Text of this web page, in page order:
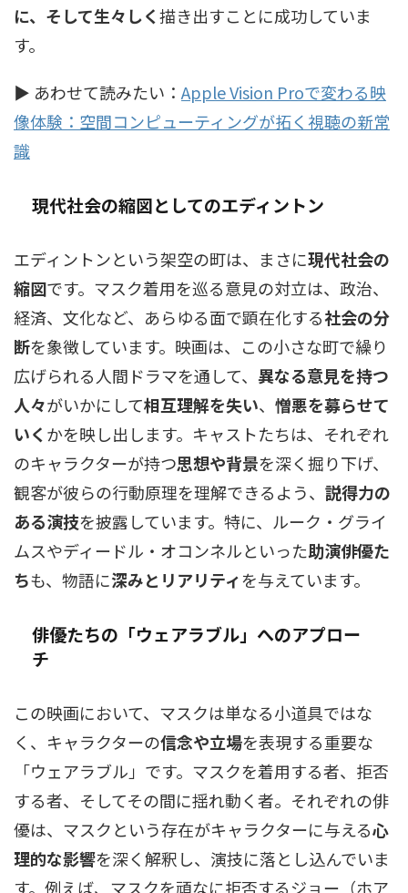
に、そして生々しく描き出すことに成功していま
す。
▶ あわせて読みたい：Apple Vision Proで変わる映
像体験：空間コンピューティングが拓く視聴の新常
識
現代社会の縮図としてのエディントン
エディントンという架空の町は、まさに現代社会の
縮図です。マスク着用を巡る意見の対立は、政治、
経済、文化など、あらゆる面で顕在化する社会の分
断を象徴しています。映画は、この小さな町で繰り
広げられる人間ドラマを通して、 異なる意見を持つ
人々がいかにして相互理解を失い、 憎悪を募らせて
いくかを映し出します。キャストたちは、それぞれ
のキャラクターが持つ思想や背景を深く掘り下げ、
観客が彼らの行動原理を理解できるよう、 説得力の
ある演技を披露しています。特に、ルーク・グライ
ムスやディードル・オコンネルといった助演俳優た
ちも、物語に深みとリアリティを与えています。
俳優たちの「ウェアラブル」へのアプロー
チ
この映画において、マスクは単なる小道具ではな
く、キャラクターの信念や立場を表現する重要な
「ウェアラブル」です。マスクを着用する者、拒否
する者、そしてその間に揺れ動く者。それぞれの俳
優は、マスクという存在がキャラクターに与える心
理的な影響を深く解釈し、演技に落とし込んでいま
す。例えば、マスクを頑なに拒否するジョー（ホア